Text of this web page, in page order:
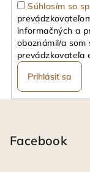
Súhlasím so
informačných a
oboznámil/a som
prevádzkovateľa
Prihlásiť sa
Facebook